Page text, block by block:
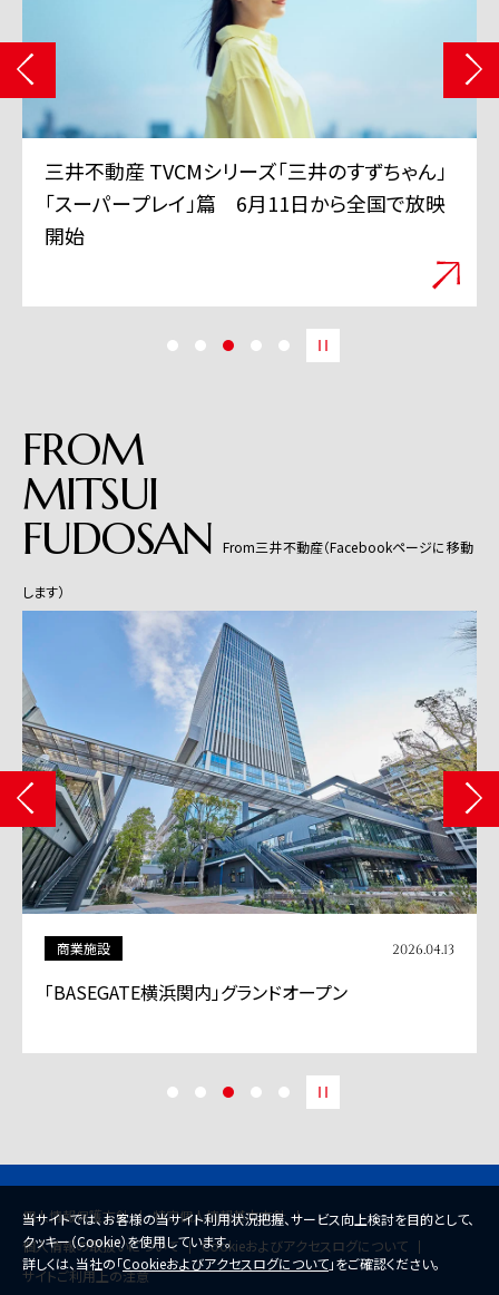
三井不動産 TVCMシリーズ「三井のすずちゃん」
「スーパープレイ」篇 6月11日から全国で放映
開始
FROM
MITSUI
FUDOSAN From三井不動産（Facebookページに移動
します）
商業施設 2026.04.13
「BASEGATE横浜関内」グランドオープン
個人情報保護方針
特定個人情報基本方針
個人情報の取扱いについて
Cookieおよびアクセスログについて
サイトご利用上の注意
当サイトでは、お客様の当サイト利用状況把握、サービス向上検討を目的として、
クッキー（Cookie）を使用しています。
詳しくは、当社の「Cookieおよびアクセスログについて」をご確認ください。